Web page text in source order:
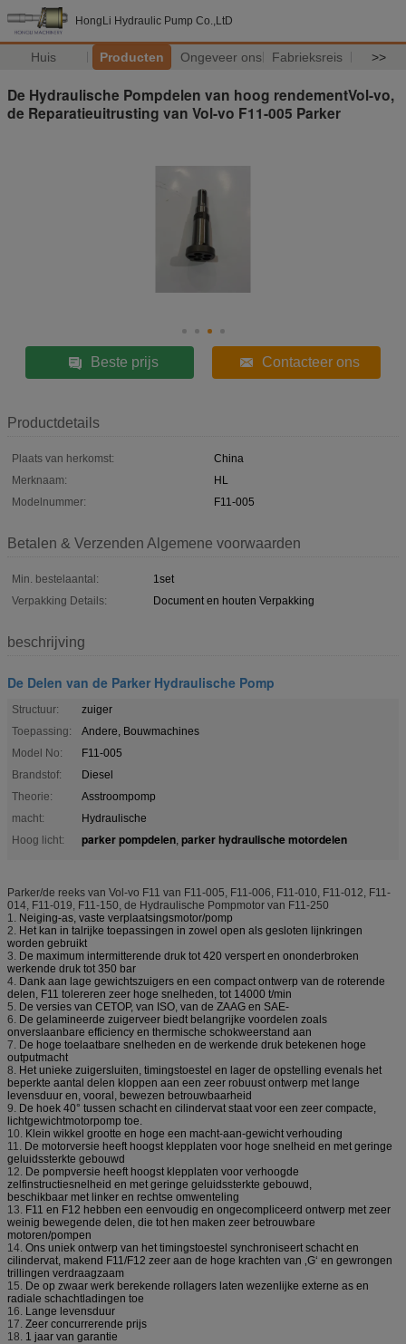
HongLi Hydraulic Pump Co.,LtD
Huis Producten Ongeveer ons Fabrieksreis >>
De Hydraulische Pompdelen van hoog rendementVol-vo,
de Reparatieuitrusting van Vol-vo F11-005 Parker
Beste prijs Contacteer ons
Productdetails
Plaats van herkomst:
China
Merknaam:
HL
Modelnummer:
F11-005
Betalen & Verzenden Algemene voorwaarden
Min. bestelaantal:
1set
Verpakking Details:
Document en houten Verpakking
beschrijving
De Delen van de Parker Hydraulische Pomp
Structuur:
zuiger
Toepassing:
Andere, Bouwmachines
Model No:
F11-005
Brandstof:
Diesel
Theorie:
Asstroompomp
macht:
Hydraulische
Hoog licht:
parker pompdelen, parker hydraulische motordelen
Parker/de reeks van Vol-vo F11 van F11-005, F11-006, F11-010, F11-012, F11-
014, F11-019, F11-150, de Hydraulische Pompmotor van F11-250
1. Neiging-as, vaste verplaatsingsmotor/pomp
2. Het kan in talrijke toepassingen in zowel open als gesloten lijnkringen
worden gebruikt
3. De maximum intermitterende druk tot 420 verspert en ononderbroken
werkende druk tot 350 bar
4. Dank aan lage gewichtszuigers en een compact ontwerp van de roterende
delen, F11 tolereren zeer hoge snelheden, tot 14000 t/min
5. De versies van CETOP, van ISO, van de ZAAG en SAE-
6. De gelamineerde zuigerveer biedt belangrijke voordelen zoals
onverslaanbare efficiency en thermische schokweerstand aan
7. De hoge toelaatbare snelheden en de werkende druk betekenen hoge
outputmacht
8. Het unieke zuigersluiten, timingstoestel en lager de opstelling evenals het
beperkte aantal delen kloppen aan een zeer robuust ontwerp met lange
levensduur en, vooral, bewezen betrouwbaarheid
9. De hoek 40° tussen schacht en cilindervat staat voor een zeer compacte,
lichtgewichtmotorpomp toe.
10. Klein wikkel grootte en hoge een macht-aan-gewicht verhouding
11. De motorversie heeft hoogst klepplaten voor hoge snelheid en met geringe
geluidssterkte gebouwd
12. De pompversie heeft hoogst klepplaten voor verhoogde
zelfinstructiesnelheid en met geringe geluidssterkte gebouwd,
beschikbaar met linker en rechtse omwenteling
13. F11 en F12 hebben een eenvoudig en ongecompliceerd ontwerp met zeer
weinig bewegende delen, die tot hen maken zeer betrouwbare
motoren/pompen
14. Ons uniek ontwerp van het timingstoestel synchroniseert schacht en
cilindervat, makend F11/F12 zeer aan de hoge krachten van ‚G‘ en gewrongen
trillingen verdraagzaam
15. De op zwaar werk berekende rollagers laten wezenlijke externe as en
radiale schachtladingen toe
16. Lange levensduur
17. Zeer concurrerende prijs
18. 1 jaar van garantie